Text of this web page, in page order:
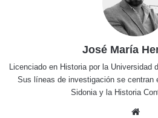
José María
Licenciado en Historia por la Universidad
Sus líneas de investigación se centran
Sidonia y la Historia